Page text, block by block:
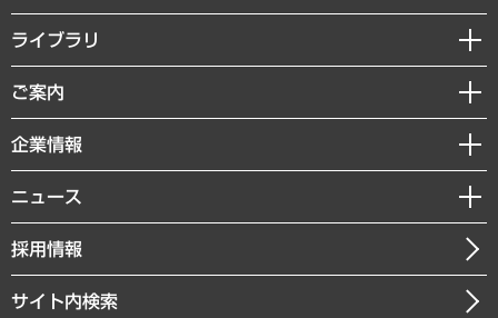
経営戦略
組織・人事戦略
デジタルイノベーション
共生・ダイバーシティ
GRC（ガバナンス・リスク・コンプライアンス）・防災（政策）
経済・産業・雇用・労働
ライブラリ
経済調査
レポート
コラム
経営用語集
受託・受注実績（官公庁関連）
メディア掲載・出演
ご案内
セミナー・イベント情報
MUFGビジネスセミナー
受託案件情報
企業情報
私たちの想い
社長メッセージ
会社概要
ニュース
ニュースリリース
お知らせ
採用情報
サイト内検索